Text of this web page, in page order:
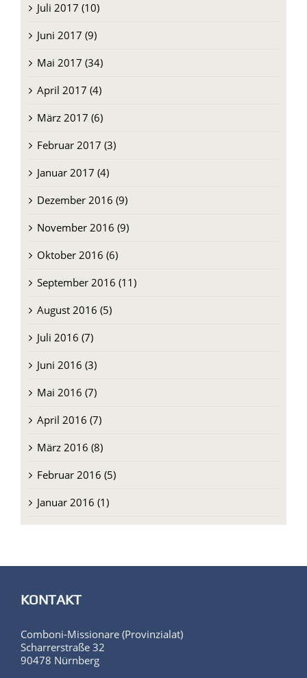
Juli 2017 (10)
Juni 2017 (9)
Mai 2017 (34)
April 2017 (4)
März 2017 (6)
Februar 2017 (3)
Januar 2017 (4)
Dezember 2016 (9)
November 2016 (9)
Oktober 2016 (6)
September 2016 (11)
August 2016 (5)
Juli 2016 (7)
Juni 2016 (3)
Mai 2016 (7)
April 2016 (7)
März 2016 (8)
Februar 2016 (5)
Januar 2016 (1)
KONTAKT
Comboni-Missionare (Provinzialat)
Scharrerstraße 32
90478 Nürnberg